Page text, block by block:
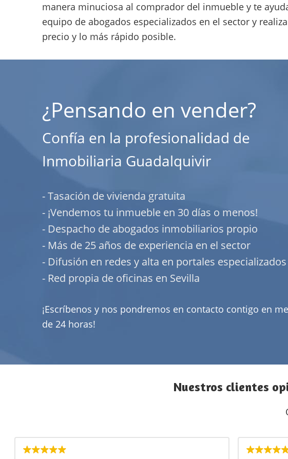
manera minuciosa al comprador del inmueble y te
equipo de abogados especializados en el sector y
precio y lo más rápido posible.
¿Pensando en vender?
Confía en la profesionalidad de
Inmobiliaria Guadalquivir
- Tasación de vivienda gratuita
- ¡Vendemos tu inmueble en 30 días o menos!
- Despacho de abogados inmobiliarios propio
- Más de 25 años de experiencia en el sector
- Difusión en redes y alta en portales especializados
- Red propia de oficinas en Sevilla
¡Escríbenos y nos pondremos en contacto contigo en
de 24 horas!
Nuestros clientes